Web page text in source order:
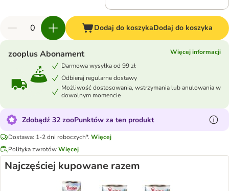
Dodaj do koszykaDodaj do koszyka
zooplus Abonament
Więcej informacji
Darmowa wysyłka od 99 zł
Odbieraj regularne dostawy
Możliwość dostosowania, wstrzymania lub anulowania w
dowolnym momencie
Zdobądź 32 zooPunktów za ten produkt
Dostawa: 1-2 dni roboczych*. Więcej
Polityka zwrotówWięcej
Najczęściej kupowane razem